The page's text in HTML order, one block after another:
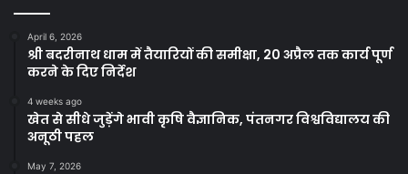
April 6, 2026
श्री बदरीनाथ धाम में तैयारियों की समीक्षा, 20 अप्रैल तक कार्य पूर्ण
करने के दिए निर्देश
4 weeks ago
खेत से सीधे जुड़ेंगे भावी कृषि वैज्ञानिक, पंतनगर विश्वविद्यालय की
अनूठी पहल
May 7, 2026